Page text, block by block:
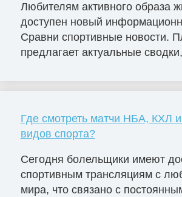
Любителям активного образа
доступен новый
Сравни спортивные новости.
предлагает актуальные
Где смотреть матчи НБА, КХЛ и
видов спорта?
Сегодня болельщики имеют
спортивным трансляциям с
мира, что связано с